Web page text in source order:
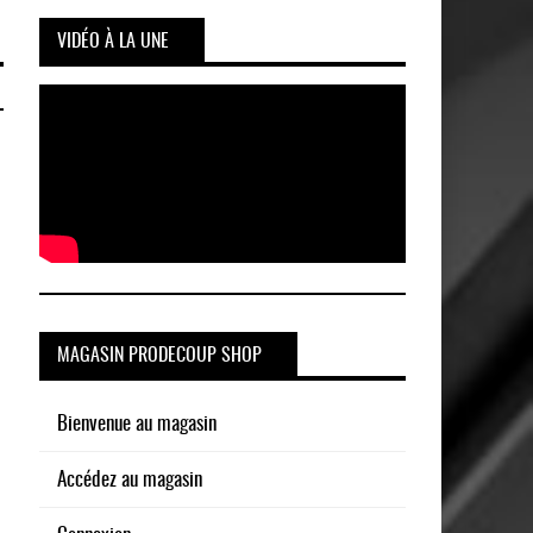
VIDÉO À LA UNE
MAGASIN PRODECOUP SHOP
Bienvenue au magasin
Accédez au magasin